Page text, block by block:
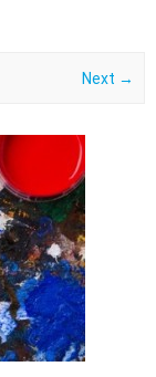
Next →